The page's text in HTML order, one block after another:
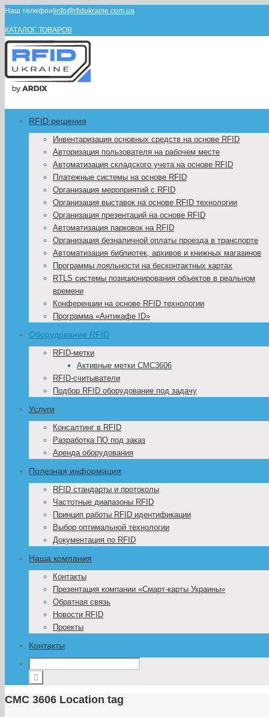
Наш телефон info@rfidukraine.com.ua
КАТАЛОГ ТОВАРОВ
RFID решения
Инвентаризация основных средств на основе RFID
Авторизация пользователя на рабочем месте
Автоматизация складского учета на основе RFID
Платежные системы на основе RFID
Организация мероприятий с RFID
Организация выставок на основе RFID технологии
Организация презентаций на основе RFID
Автоматизация парковок на RFID
Организация безналичной оплаты проезда в транспорте
Автоматизация библиотек, архивов и книжных магазинов
Программы лояльности на бесконтактных картах
RTLS системы позиционирования объектов в реальном
времени
Конференции на основе RFID технологии
Программа «Антикафе ID»
Оборудование RFID
RFID-метки
Активные метки CMC3606
RFID-считыватели
Подбор RFID оборудование под задачу
Услуги
Консалтинг в RFID
Разработка ПО под заказ
Аренда оборудования
Полезная информация
RFID стандарты и протоколы
Частотные диапазоны RFID
Принцип работы RFID идентификации
Выбор оптимальной технологии
Документация по RFID
Наша компания
Контакты
Презентация компании «Смарт-карты Украины»
Обратная связь
Новости RFID
Проекты
Контакты
CMC 3606 Location tag